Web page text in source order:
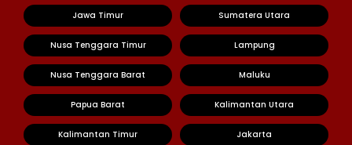
Jawa Timur Sumatera Utara
Nusa Tenggara Timur Lampung
Nusa Tenggara Barat Maluku
Papua Barat Kalimantan Utara
Kalimantan Timur Jakarta